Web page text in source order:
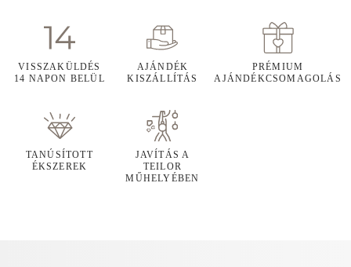
VISSZAKÜLDÉS
14 NAPON BELÜL
AJÁNDÉK
KISZÁLLÍTÁS
PRÉMIUM
AJÁNDÉKCSOMAGOLÁS
TANÚSÍTOTT
ÉKSZEREK
JAVÍTÁS A
TEILOR
MŰHELYÉBEN